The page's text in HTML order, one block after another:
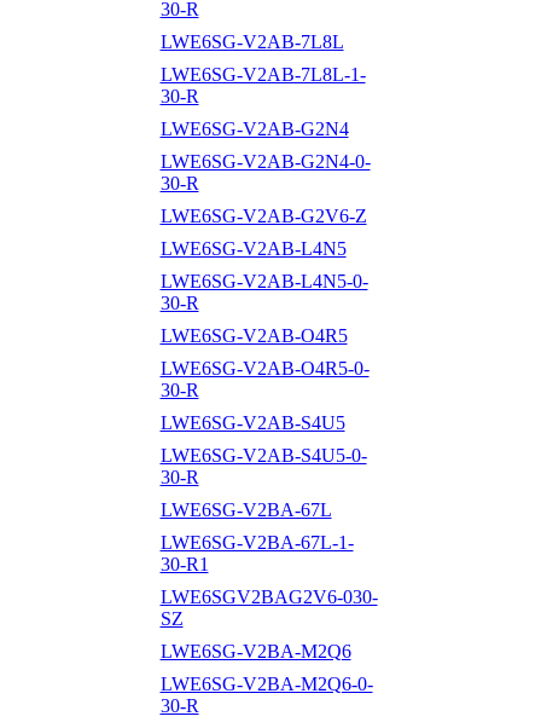
30-R
LWE6SG-V2AB-7L8L
LWE6SG-V2AB-7L8L-1-
30-R
LWE6SG-V2AB-G2N4
LWE6SG-V2AB-G2N4-0-
30-R
LWE6SG-V2AB-G2V6-Z
LWE6SG-V2AB-L4N5
LWE6SG-V2AB-L4N5-0-
30-R
LWE6SG-V2AB-O4R5
LWE6SG-V2AB-O4R5-0-
30-R
LWE6SG-V2AB-S4U5
LWE6SG-V2AB-S4U5-0-
30-R
LWE6SG-V2BA-67L
LWE6SG-V2BA-67L-1-
30-R1
LWE6SGV2BAG2V6-030-
SZ
LWE6SG-V2BA-M2Q6
LWE6SG-V2BA-M2Q6-0-
30-R